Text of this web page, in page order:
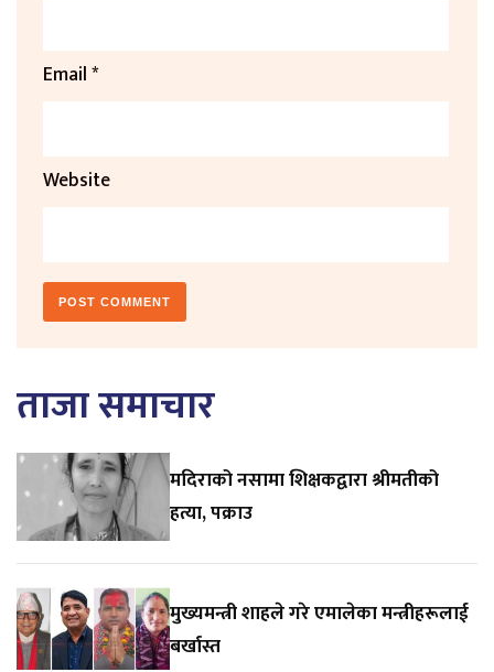
Email*
Website
ताजा समाचार
मदिराको नसामा शिक्षकद्वारा श्रीमतीको
हत्या, पक्राउ
मुख्यमन्त्री शाहले गरे एमालेका मन्त्रीहरूलाई
बर्खास्त